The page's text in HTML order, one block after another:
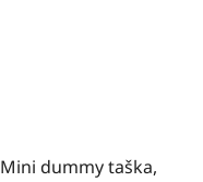
Mini dummy taška,